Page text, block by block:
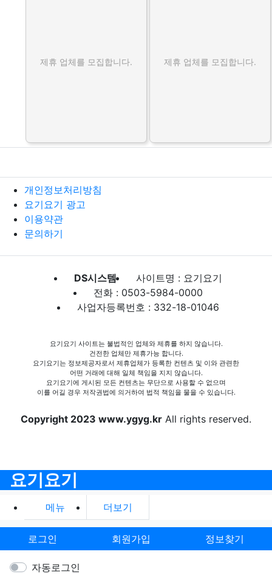
제휴 업체를 모집합니다. 제휴 업체를 모집합니다.
개인정보처리방침
요기요기 광고
이용약관
문의하기
DS시스템
사이트명 : 요기요기
전화 : 0503-5984-0000
사업자등록번호 : 332-18-01046
요기요기 사이트는 불법적인 업체와 제휴를 하지 않습니다.
건전한 업체만 제휴가능 합니다.
요기요기는 정보제공자로서 제휴업체가 등록한 컨텐츠 및 이와 관련한
어떤 거래에 대해 일체 책임을 지지 않습니다.
요기요기에 게시된 모든 컨텐츠는 무단으로 사용할 수 없으며
이를 어길 경우 저작권법에 의거하여 법적 책임을 물을 수 있습니다.
Copyright 2023 www.ygyg.kr All rights reserved.
요기요기
메뉴 더보기
로그인 회원가입 정보찾기
자동로그인